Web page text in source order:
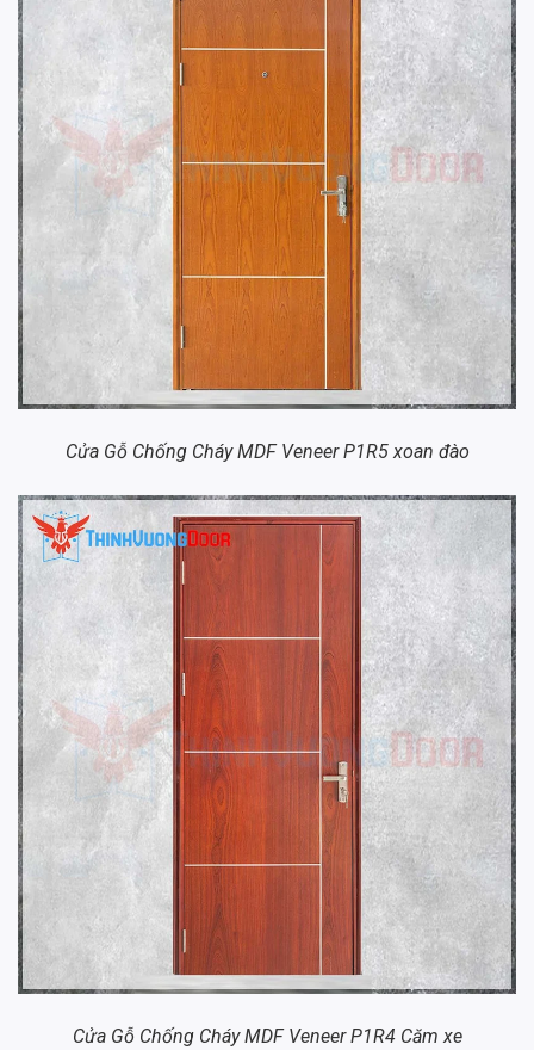
Cửa Gỗ Chống Cháy MDF Veneer P1R5 xoan đào
Cửa Gỗ Chống Cháy MDF Veneer P1R4 Căm xe